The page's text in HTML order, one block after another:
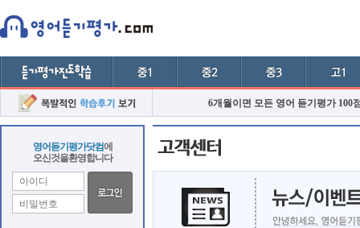
6개월이면 모든 영어 듣기평가 100
영어듣기평가닷컴에
오신것을환영합니다